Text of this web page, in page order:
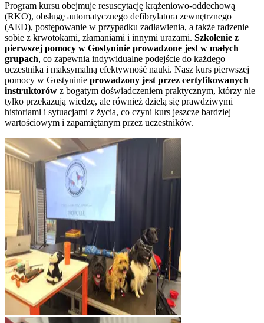
Program kursu obejmuje resuscytację krążeniowo-oddechową
(RKO), obsługę automatycznego defibrylatora zewnętrznego
(AED), postępowanie w przypadku zadławienia, a także radzenie
sobie z krwotokami, złamaniami i innymi urazami. Szkolenie z
pierwszej pomocy w Gostyninie prowadzone jest w małych
grupach, co zapewnia indywidualne podejście do każdego
uczestnika i maksymalną efektywność nauki. Nasz kurs pierwszej
pomocy w Gostyninie prowadzony jest przez certyfikowanych
instruktorów z bogatym doświadczeniem praktycznym, którzy nie
tylko przekazują wiedzę, ale również dzielą się prawdziwymi
historiami i sytuacjami z życia, co czyni kurs jeszcze bardziej
wartościowym i zapamiętanym przez uczestników.